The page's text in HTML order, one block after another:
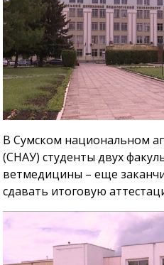
В Сумском национальном
(СНАУ) студенты двух
ветмедицины – еще
сдавать итоговую